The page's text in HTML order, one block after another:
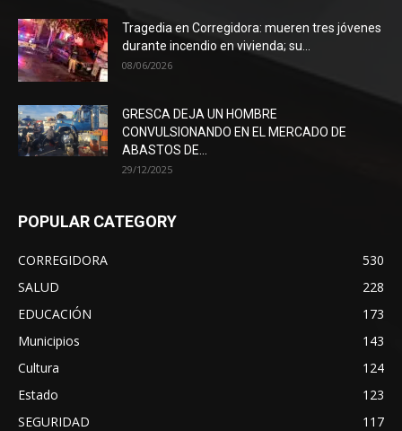
Tragedia en Corregidora: mueren tres jóvenes
durante incendio en vivienda; su...
08/06/2026
GRESCA DEJA UN HOMBRE
CONVULSIONANDO EN EL MERCADO DE
ABASTOS DE...
29/12/2025
POPULAR CATEGORY
CORREGIDORA
530
SALUD
228
EDUCACIÓN
173
Municipios
143
Cultura
124
Estado
123
SEGURIDAD
117